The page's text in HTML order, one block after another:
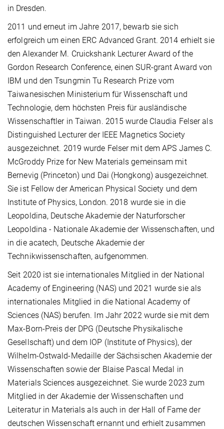
in Dresden.
2011 und erneut im Jahre 2017, bewarb sie sich
erfolgreich um einen ERC Advanced Grant. 2014 erhielt sie
den Alexander M. Cruickshank Lecturer Award of the
Gordon Research Conference, einen SUR-grant Award von
IBM und den Tsungmin Tu Research Prize vom
Taiwanesischen Ministerium für Wissenschaft und
Technologie, dem höchsten Preis für ausländische
Wissenschaftler in Taiwan. 2015 wurde Claudia Felser als
Distinguished Lecturer der IEEE Magnetics Society
ausgezeichnet. 2019 wurde Felser mit dem APS James C.
McGroddy Prize for New Materials gemeinsam mit
Bernevig (Princeton) und Dai (Hongkong) ausgezeichnet.
Sie ist Fellow der American Physical Society und dem
Institute of Physics, London. 2018 wurde sie in die
Leopoldina, Deutsche Akademie der Naturforscher
Leopoldina - Nationale Akademie der Wissenschaften, und
in die acatech, Deutsche Akademie der
Technikwissenschaften, aufgenommen.
Seit 2020 ist sie internationales Mitglied in der National
Academy of Engineering (NAS) und 2021 wurde sie als
internationales Mitglied in die National Academy of
Sciences (NAS) berufen. Im Jahr 2022 wurde sie mit dem
Max-Born-Preis der DPG (Deutsche Physikalische
Gesellschaft) und dem IOP (Institute of Physics), der
Wilhelm-Ostwald-Medaille der Sächsischen Akademie der
Wissenschaften sowie der Blaise Pascal Medal in
Materials Sciences ausgezeichnet. Sie wurde 2023 zum
Mitglied in der Akademie der Wissenschaften und
Leiteratur in Materials als auch in der Hall of Fame der
deutschen Wissenschaft ernannt und erhielt zusammen